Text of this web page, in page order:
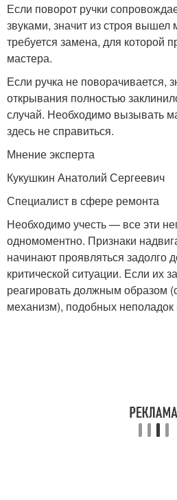
Если поворот ручки
звуками, значит из строя вышел
требуется замена, для которой
мастера.
Если ручка не поворачивается,
открывания полностью
случай. Необходимо вызывать
здесь не справиться.
Мнение эксперта
Кукушкин Анатолий Сергеевич
Специалист в сфере ремонта
Необходимо учесть — все эти
одномоментно. Признаки
начинают проявляться задолго
критической ситуации. Если их
реагировать должным образом
механизм), подобных